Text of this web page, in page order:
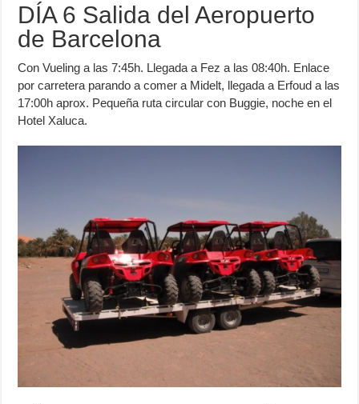
DÍA 6 Salida del Aeropuerto
de Barcelona
Con Vueling a las 7:45h. Llegada a Fez a las 08:40h. Enlace
por carretera parando a comer a Midelt, llegada a Erfoud a las
17:00h aprox. Pequeña ruta circular con Buggie, noche en el
Hotel Xaluca.